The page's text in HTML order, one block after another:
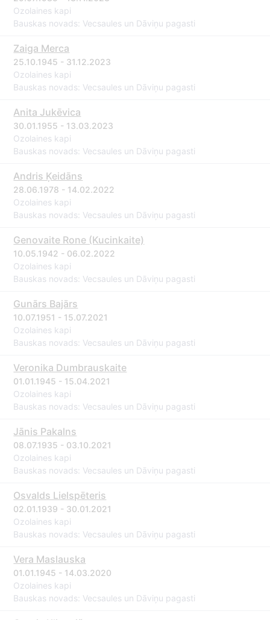
Ozolaines kapi
Bauskas novads: Vecsaules un Dāviņu pagasti
Zaiga Merca
25.10.1945 - 31.12.2023
Ozolaines kapi
Bauskas novads: Vecsaules un Dāviņu pagasti
Anita Jukēvica
30.01.1955 - 13.03.2023
Ozolaines kapi
Bauskas novads: Vecsaules un Dāviņu pagasti
Andris Ķeidāns
28.06.1978 - 14.02.2022
Ozolaines kapi
Bauskas novads: Vecsaules un Dāviņu pagasti
Genovaite Rone (Kucinkaite)
10.05.1942 - 06.02.2022
Ozolaines kapi
Bauskas novads: Vecsaules un Dāviņu pagasti
Gunārs Bajārs
10.07.1951 - 15.07.2021
Ozolaines kapi
Bauskas novads: Vecsaules un Dāviņu pagasti
Veronika Dumbrauskaite
01.01.1945 - 15.04.2021
Ozolaines kapi
Bauskas novads: Vecsaules un Dāviņu pagasti
Jānis Pakalns
08.07.1935 - 03.10.2021
Ozolaines kapi
Bauskas novads: Vecsaules un Dāviņu pagasti
Osvalds Lielspēteris
02.01.1939 - 30.01.2021
Ozolaines kapi
Bauskas novads: Vecsaules un Dāviņu pagasti
Vera Maslauska
01.01.1945 - 14.03.2020
Ozolaines kapi
Bauskas novads: Vecsaules un Dāviņu pagasti